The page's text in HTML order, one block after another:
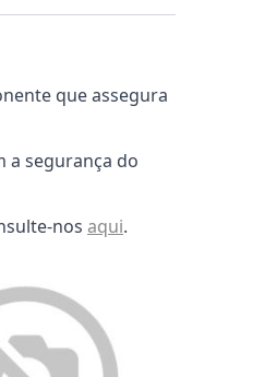
que assegura
a segurança do
nos aqui.